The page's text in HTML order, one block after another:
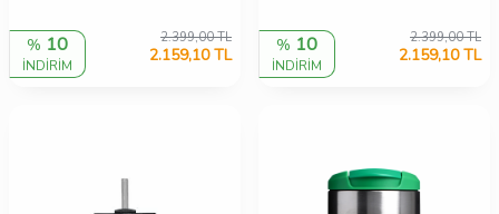
% 10
İNDİRİM
2.399,00TL
2.159,10TL % 10
İNDİRİM
2.399,00TL
2.159,10TL